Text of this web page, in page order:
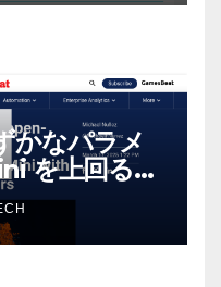
かなパラメ
を上回る新
モデルをリ